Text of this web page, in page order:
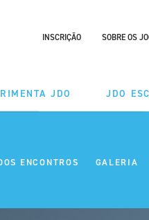
INSCRIÇÃO SOBRE OS
JDO JDO
ENCONTROS GALERIA